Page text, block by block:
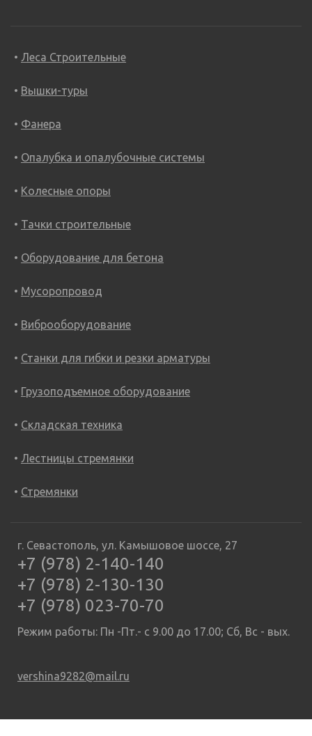
Леса Строительные
Вышки-туры
Фанера
Опалубка и опалубочные системы
Колесные опоры
Тачки строительные
Оборудование для бетона
Мусоропровод
Виброоборудование
Станки для гибки и резки арматуры
Грузоподъемное оборудование
Складская техника
Лестницы стремянки
Стремянки
г. Севастополь, ул. Камышовое шоссе, 27
+7 (978) 2-140-140
+7 (978) 2-130-130
+7 (978) 023-70-70
Режим работы: Пн -Пт.- с 9.00 до 17.00; Сб, Вс - вых.
vershina9282@mail.ru